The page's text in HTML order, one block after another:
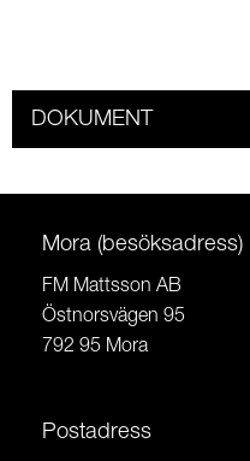
DOKUMENT
Mora (besöksadress)
FM Mattsson AB
Östnorsvägen 95
792 95 Mora
Postadress